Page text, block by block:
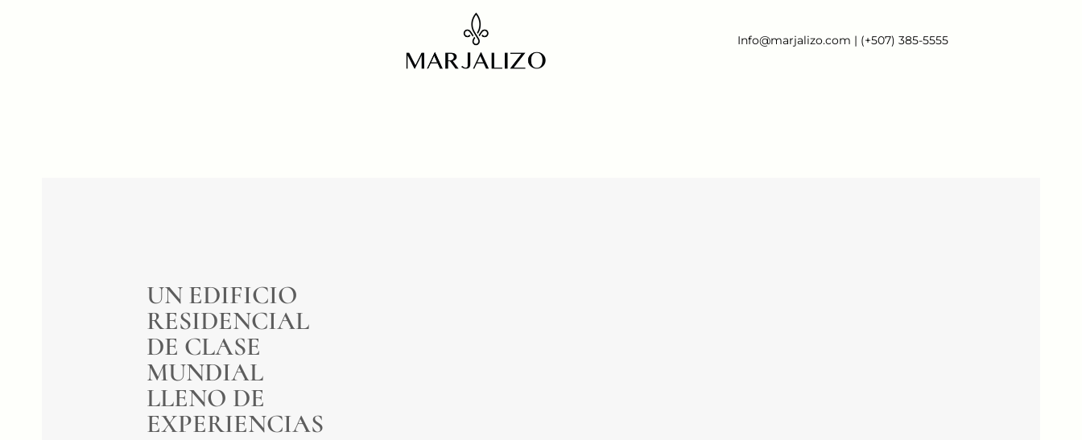
Info@marjalizo.com | (+507) 385-5555
UN EDIFICIO
RESIDENCIAL
DE CLASE
MUNDIAL
LLENO DE
EXPERIENCIAS